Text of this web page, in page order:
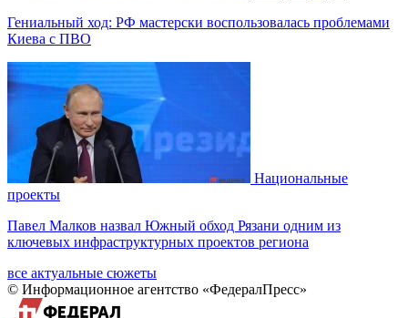
Гениальный ход: РФ мастерски воспользовалась проблемами
Киева с ПВО
Национальные
проекты
Павел Малков назвал Южный обход Рязани одним из
ключевых инфраструктурных проектов региона
все актуальные сюжеты
© Информационное агентство «ФедералПресс»